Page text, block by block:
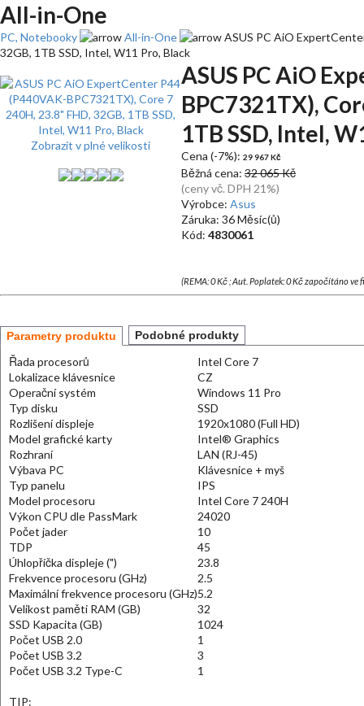
All-in-One
PC, Notebooky All-in-One
ASUS PC AiO
32GB, 1TB SSD, Intel, W11 Pro, Black
Zobrazit v plné velikosti
ASUS PC AiO
BPC7321TX),
1TB SSD, Intel,
Cena (-7%): 29 967 Kč
Běžná cena: 32 065 Kč
(ceny vč. DPH 21%)
Výrobce: Asus
Záruka: 36 Měsíc(ů)
Kód: 4830061
(REMA: 0 Kč ; Aut. Poplatek: 0 Kč započítáno
Parametry produktu Podobné produkty
Řada procesorů
Intel Core 7
Lokalizace klávesnice
CZ
Operační systém
Windows 11 Pro
Typ disku
SSD
Rozlišení displeje
1920x1080 (Full HD)
Model grafické karty
Intel® Graphics
Rozhraní
LAN (RJ-45)
Výbava PC
Klávesnice + myš
Typ panelu
IPS
Model procesoru
Intel Core 7 240H
Výkon CPU dle PassMark
24020
Počet jader
10
TDP
45
Úhlopříčka displeje (")
23.8
Frekvence procesoru (GHz)
2.5
Maximální frekvence procesoru (GHz)5.2
Velikost paměti RAM (GB)
32
SSD Kapacita (GB)
1024
Počet USB 2.0
1
Počet USB 3.2
3
Počet USB 3.2 Type-C
1
TIP: